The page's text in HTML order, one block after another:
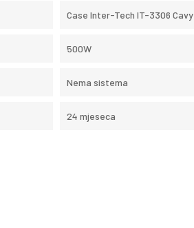
Case Inter-Tech IT-3306 Cavy
500W
Nema sistema
24 mjeseca